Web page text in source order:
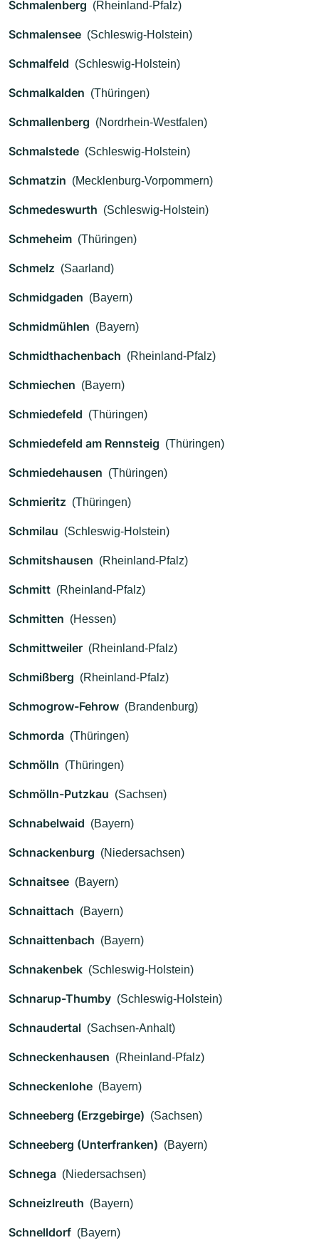
Schmalenberg (Rheinland-Pfalz)
Schmalensee (Schleswig-Holstein)
Schmalfeld (Schleswig-Holstein)
Schmalkalden (Thüringen)
Schmallenberg (Nordrhein-Westfalen)
Schmalstede (Schleswig-Holstein)
Schmatzin (Mecklenburg-Vorpommern)
Schmedeswurth (Schleswig-Holstein)
Schmeheim (Thüringen)
Schmelz (Saarland)
Schmidgaden (Bayern)
Schmidmühlen (Bayern)
Schmidthachenbach (Rheinland-Pfalz)
Schmiechen (Bayern)
Schmiedefeld (Thüringen)
Schmiedefeld am Rennsteig (Thüringen)
Schmiedehausen (Thüringen)
Schmieritz (Thüringen)
Schmilau (Schleswig-Holstein)
Schmitshausen (Rheinland-Pfalz)
Schmitt (Rheinland-Pfalz)
Schmitten (Hessen)
Schmittweiler (Rheinland-Pfalz)
Schmißberg (Rheinland-Pfalz)
Schmogrow-Fehrow (Brandenburg)
Schmorda (Thüringen)
Schmölln (Thüringen)
Schmölln-Putzkau (Sachsen)
Schnabelwaid (Bayern)
Schnackenburg (Niedersachsen)
Schnaitsee (Bayern)
Schnaittach (Bayern)
Schnaittenbach (Bayern)
Schnakenbek (Schleswig-Holstein)
Schnarup-Thumby (Schleswig-Holstein)
Schnaudertal (Sachsen-Anhalt)
Schneckenhausen (Rheinland-Pfalz)
Schneckenlohe (Bayern)
Schneeberg (Erzgebirge) (Sachsen)
Schneeberg (Unterfranken) (Bayern)
Schnega (Niedersachsen)
Schneizlreuth (Bayern)
Schnelldorf (Bayern)